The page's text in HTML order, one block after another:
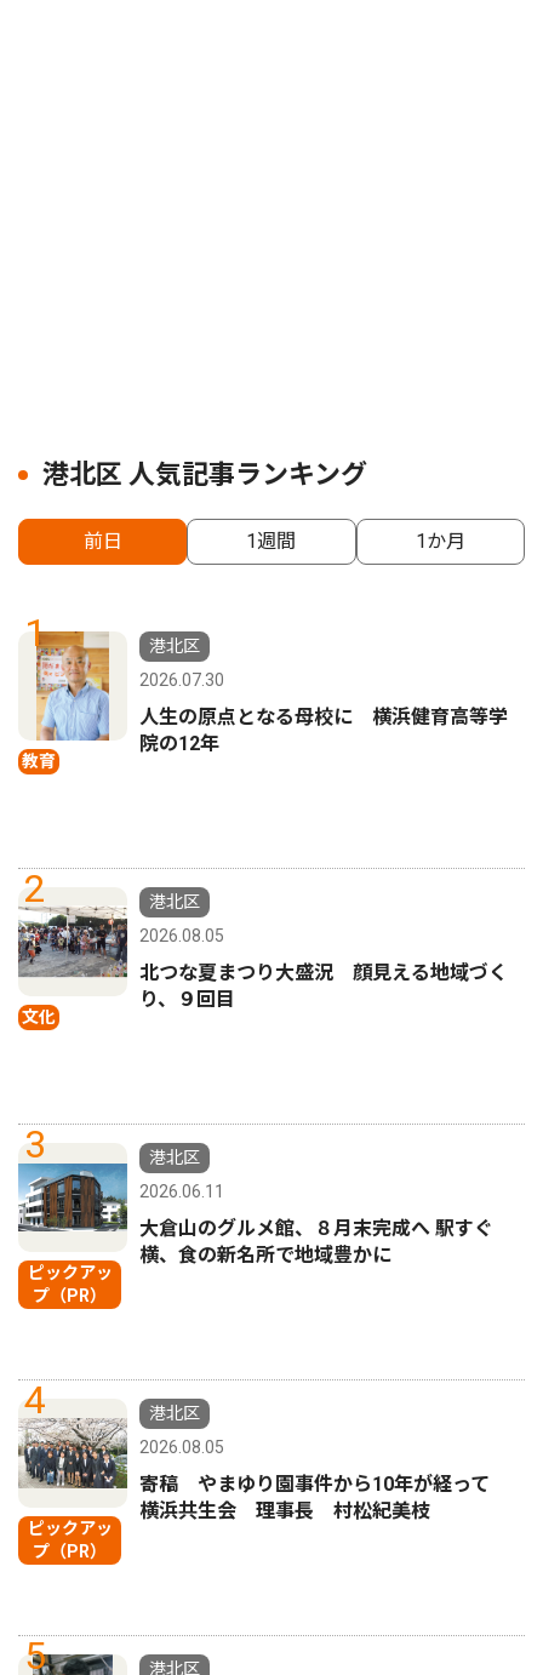
港北区 人気記事ランキング
前日 1週間 1か月
1
教育
港北区
2026.07.30
人生の原点となる母校に 横浜健育高等学
院の12年
2
文化
港北区
2026.08.05
北つな夏まつり大盛況 顔見える地域づく
り、９回目
3
ピックアッ
プ（PR）
港北区
2026.06.11
大倉山のグルメ館、８月末完成へ 駅すぐ
横、食の新名所で地域豊かに
4
ピックアッ
プ（PR）
港北区
2026.08.05
寄稿 やまゆり園事件から10年が経って
横浜共生会 理事長 村松紀美枝
5
港北区